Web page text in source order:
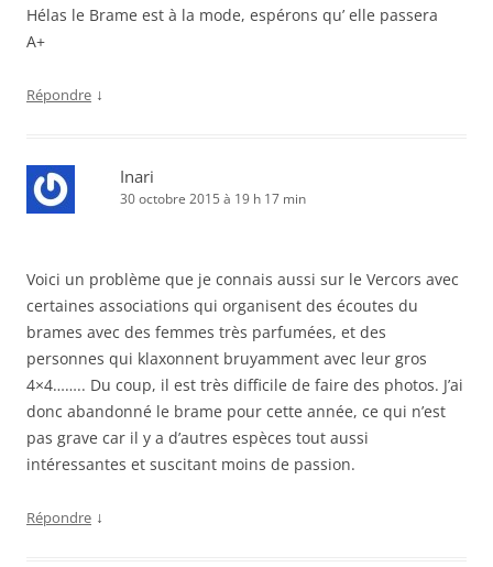
Hélas le Brame est à la mode, espérons qu’ elle passera
A+
Répondre ↓
Inari
30 octobre 2015 à 19 h 17 min
Voici un problème que je connais aussi sur le Vercors avec
certaines associations qui organisent des écoutes du
brames avec des femmes très parfumées, et des
personnes qui klaxonnent bruyamment avec leur gros
4×4…….. Du coup, il est très difficile de faire des photos. J’ai
donc abandonné le brame pour cette année, ce qui n’est
pas grave car il y a d’autres espèces tout aussi
intéressantes et suscitant moins de passion.
Répondre ↓